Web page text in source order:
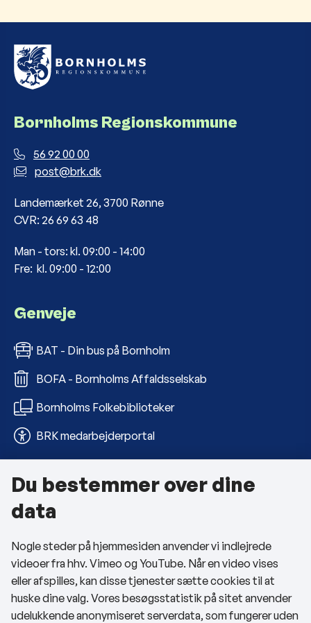
Bornholms Regionskommune
56 92 00 00
post@brk.dk
Landemærket 26, 3700 Rønne
CVR: 26 69 63 48
Man - tors: kl. 09:00 - 14:00
Fre: kl. 09:00 - 12:00
Genveje
BAT - Din bus på Bornholm
BOFA - Bornholms Affaldsselskab
Bornholms Folkebiblioteker
BRK medarbejderportal
Om kommunen
Kontakt os
Telefon- og åbningstider
Tilgængelighedserklæring
Privatlivspolitik
Du bestemmer over dine
data
Nogle steder på hjemmesiden anvender vi indlejrede
videoer fra hhv. Vimeo og YouTube. Når en video vises
eller afspilles, kan disse tjenester sætte cookies til at
huske dine valg. Vores besøgsstatistik på sitet anvender
udelukkende anonymiseret serverdata, som fungerer uden